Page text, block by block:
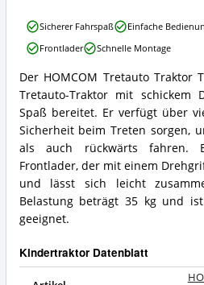
HOMCOM
Tretauto
Traktor
Trettraktor
Zusammenfassung:
Was
bietet
dieser
Kindertraktor?
Der HOMCOM Tretauto Traktor
Tretauto-Traktor mit schickem
Spaß bereitet. Er verfügt über
Sicherheit beim Treten sorgen,
als auch rückwärts fahren.
Frontlader, der mit einem
und lässt sich leicht
Belastung beträgt 35 kg und
geeignet.
Kindertraktor Datenblatt
HOMCOM
Tretauto
Traktor
Vorteile:
Was
spricht
für
diesen
Kindertraktor?
Sicherer Fahrspaß Einfache
Frontlader
Schnelle Montage